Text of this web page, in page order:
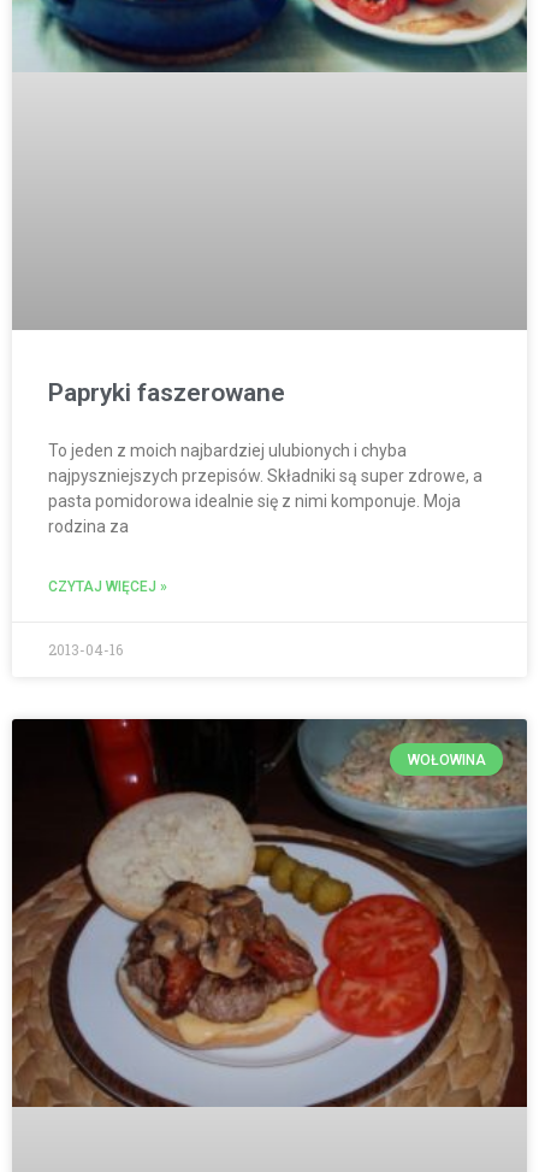
Papryki faszerowane
To jeden z moich najbardziej ulubionych i chyba
najpyszniejszych przepisów. Składniki są super zdrowe, a
pasta pomidorowa idealnie się z nimi komponuje. Moja
rodzina za
CZYTAJ WIĘCEJ »
2013-04-16
WOŁOWINA